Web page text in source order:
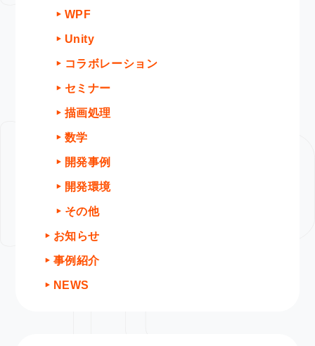
WPF
Unity
コラボレーション
セミナー
描画処理
数学
開発事例
開発環境
その他
お知らせ
事例紹介
NEWS